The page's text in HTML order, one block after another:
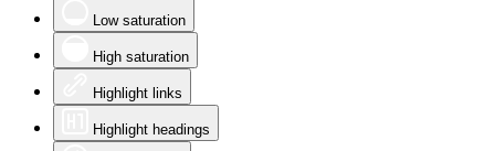
Low saturation
High saturation
Highlight links
Highlight headings